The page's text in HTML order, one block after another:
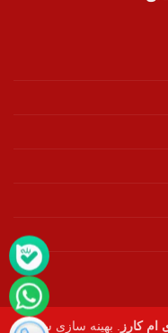
ام کارز . بهینه سازی سایت :